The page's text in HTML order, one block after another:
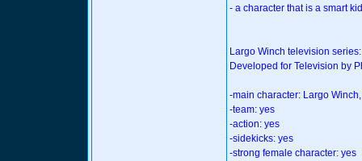
- a character that is a smart
Largo Winch television
Developed for Television by
-main character: Largo Winch,
-team: yes
-action: yes
-sidekicks: yes
-strong female character: yes